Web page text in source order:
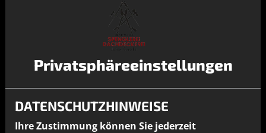
Wasser notwendig
Für Haushalte, die viel Wasser trinken, Wert auf gute
Wasserqualität legen oder empfindliche Geräte (z. B.
Kaffeemaschine) schützen wollen.
Bild: Grohe Blue
Privatsphäre­einstellungen
DATENSCHUTZHINWEISE
Ihre Zustimmung können Sie jederzeit